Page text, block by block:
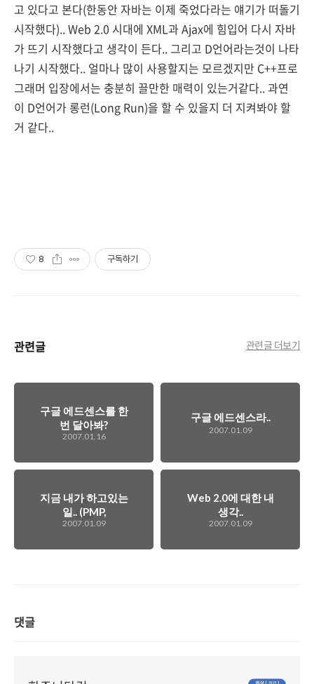
고 있다고 본다(한동안 자바는 이제 죽었다라는 얘기가 떠돌기
시작했다).. Web 2.0 시대에 XML과 Ajax에 힘입어 다시 자바
가 뜨기 시작했다고 생각이 든다.. 그리고 D언어라는것이 나타
나기 시작했다.. 얼마나 많이 사용할지는 모르겠지만 C++프로
그래머 입장에서는 충분히 끌만한 매력이 있는거같다.. 과연
이 D언어가 롱런(Long Run)을 할 수 있을지 더 지켜봐야 할
거 같다..
8 구독하기
관련글 관련글 더보기
구글 에드센스를 한
번 달아봐?
2007.01.16
구글 에드센스라..
2007.01.09
지금 내가 하고있는
일.. (PMP,
Firmware 제작 등)
2007.01.09
Web 2.0에 대한 내
생각..
2007.01.09
댓글